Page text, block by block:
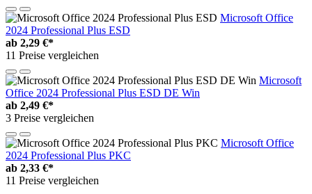
Microsoft Office
2024 Professional Plus ESD
ab 2,29 €*
11 Preise vergleichen
Microsoft
Office 2024 Professional Plus ESD DE Win
ab 2,49 €*
3 Preise vergleichen
Microsoft Office
2024 Professional Plus PKC
ab 2,33 €*
11 Preise vergleichen